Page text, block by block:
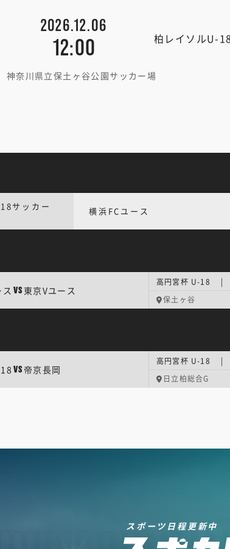
2026.12.06
12:00 柏レイソルU-18
神奈川県立保土ヶ谷公園サッカー場
サッカー
横浜FCユース
VS 東京Vユース
高円宮杯 U-18 |
保土ヶ谷
VS 帝京長岡
高円宮杯 U-18 |
日立柏総合G
スポーツ日程更新中